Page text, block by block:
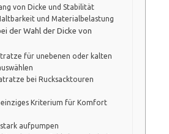
von Dicke und Stabilität
und Materialbelastung
der Wahl der Dicke von
für unebenen oder kalten
bei Rucksacktouren
einziges Kriterium für Komfort
aufpumpen